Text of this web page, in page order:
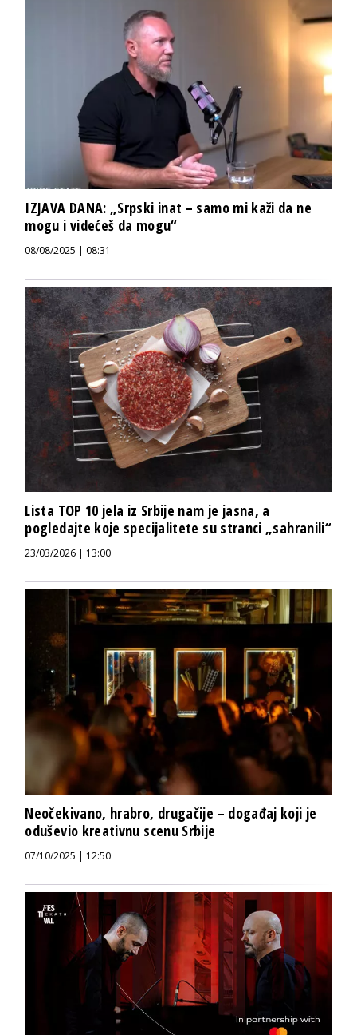
IZJAVA DANA: „Srpski inat – samo mi kaži da ne
mogu i videćeš da mogu“
08/08/2025 | 08:31
Lista TOP 10 jela iz Srbije nam je jasna, a
pogledajte koje specijalitete su stranci „sahranili“
23/03/2026 | 13:00
Neočekivano, hrabro, drugačije – događaj koji je
oduševio kreativnu scenu Srbije
07/10/2025 | 12:50